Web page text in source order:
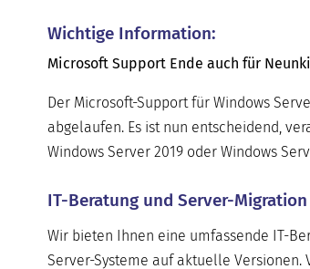
Wichtige Information:
Microsoft Support Ende auch für
Der Microsoft-Support für Windows
abgelaufen. Es ist nun entscheidend,
Windows Server 2019 oder Windows
IT-Beratung und Server-
Wir bieten Ihnen eine umfassende IT-
Server-Systeme auf aktuelle